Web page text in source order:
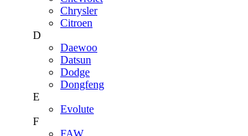
Chrysler
Citroen
D
Daewoo
Datsun
Dodge
Dongfeng
E
Evolute
F
FAW